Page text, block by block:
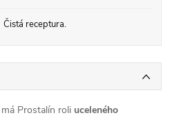
Čistá receptura.
Prostalín roli uceleného